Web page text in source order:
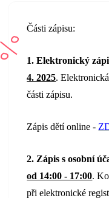
Části zápisu:
1. Elektronický
4. 2025.
části zápisu.
Zápis dětí online -
2. Zápis s osobní
od 14:00 - 17:00.
při elektronické